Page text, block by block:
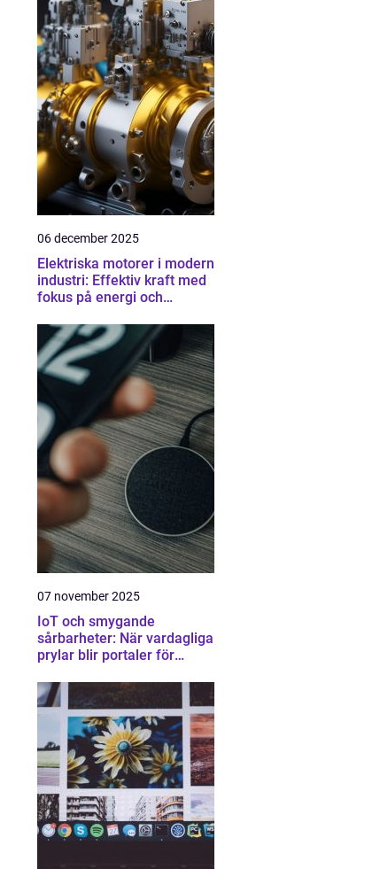
06 december 2025
Elektriska motorer i modern
industri: Effektiv kraft med
fokus på energi och
07 november 2025
IoT och smygande
sårbarheter: När vardagliga
prylar blir portaler för